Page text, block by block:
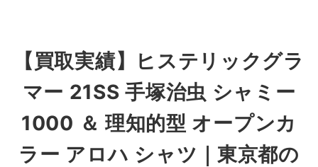
【買取実績】ヒステリックグラ
マー 21SS 手塚治虫 シャミー
1000 ＆ 理知的型 オープンカ
ラー アロハ シャツ｜東京都の